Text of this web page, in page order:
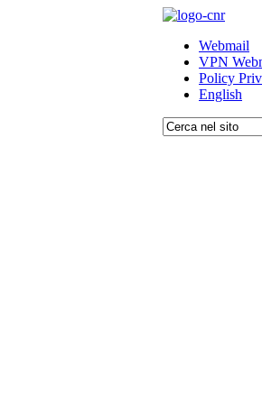
Webmail
VPN
Policy
English